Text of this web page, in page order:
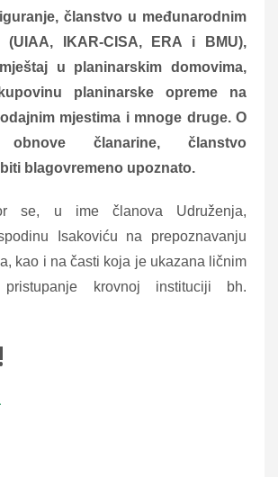
članstvo u međunarodnim
(UIAA, IKAR-CISA, ERA i BMU),
u planinarskim domovima,
planinarske opreme na
mjestima i mnoge druge. O
obnove članarine, članstvo
blagovremeno upoznato.
se, u ime članova Udruženja,
Isakoviću na prepoznavanju
kao i na časti koja je ukazana ličnim
krovnoj instituciji bh.